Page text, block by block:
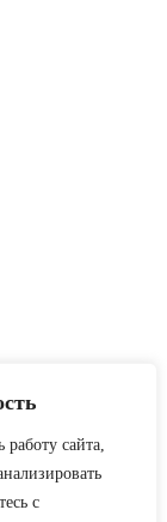
сайта,
с